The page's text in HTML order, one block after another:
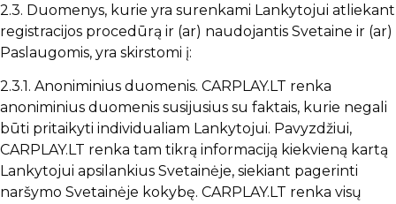
2.3. Duomenys, kurie yra surenkami Lankytojui atliekant
registracijos procedūrą ir (ar) naudojantis Svetaine ir (ar)
Paslaugomis, yra skirstomi į:
2.3.1. Anoniminius duomenis. CARPLAY.LT renka
anoniminius duomenis susijusius su faktais, kurie negali
būti pritaikyti individualiam Lankytojui. Pavyzdžiui,
CARPLAY.LT renka tam tikrą informaciją kiekvieną kartą
Lankytojui apsilankius Svetainėje, siekiant pagerinti
naršymo Svetainėje kokybę. CARPLAY.LT renka visų